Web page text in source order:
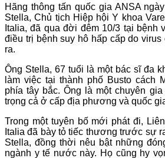
Hãng thông tấn quốc gia ANSA
Stella, Chủ tịch Hiệp hội Y khoa
Italia, đã qua đời đêm 10/3 tại bệnh
điều trị bệnh suy hô hấp cấp do
ra.
Ông Stella, 67 tuổi là một bác sĩ đa
làm việc tại thành phố Busto cách
phía tây bắc. Ông là một chuyên
trọng cả ở cấp địa phương và quốc
Trong một tuyên bố mới phát đi,
Italia đã bày tỏ tiếc thương trước sự
Stella, đồng thời nêu bật những
ngành y tế nước này. Họ cũng hy